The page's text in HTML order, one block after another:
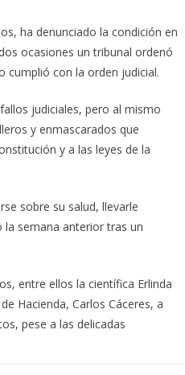
ha denunciado la condición en
ocasiones un tribunal ordenó
cumplió con la orden judicial.
judiciales, pero al mismo
y enmascarados que
y a las leyes de la
sobre su salud, llevarle
la semana anterior tras un
entre ellos la científica Erlinda
Hacienda, Carlos Cáceres, a
pese a las delicadas